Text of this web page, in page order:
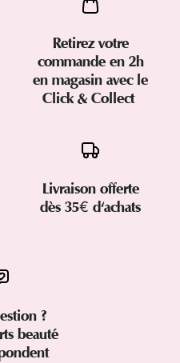
Retirez votre
commande en 2h
en magasin avec le
Click & Collect
Livraison offerte
dès 35€ d'achats
?
beauté